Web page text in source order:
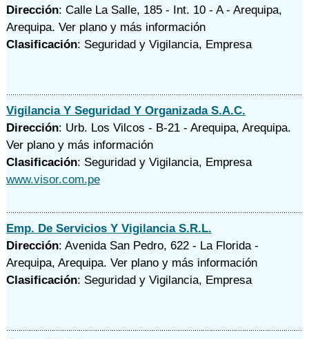
Dirección: Calle La Salle, 185 - Int. 10 - A - Arequipa,
Arequipa. Ver plano y más información
Clasificación: Seguridad y Vigilancia, Empresa
Vigilancia Y Seguridad Y Organizada S.A.C.
Dirección: Urb. Los Vilcos - B-21 - Arequipa, Arequipa.
Ver plano y más información
Clasificación: Seguridad y Vigilancia, Empresa
www.visor.com.pe
Emp. De Servicios Y Vigilancia S.R.L.
Dirección: Avenida San Pedro, 622 - La Florida -
Arequipa, Arequipa. Ver plano y más información
Clasificación: Seguridad y Vigilancia, Empresa